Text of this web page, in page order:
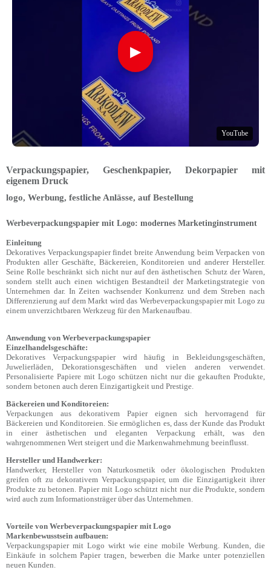
▶
YouTube
Verpackungspapier, Geschenkpapier, Dekorpapier mit
eigenem Druck
logo, Werbung, festliche Anlässe, auf Bestellung
Werbeverpackungspapier mit Logo: modernes Marketinginstrument
Einleitung
Dekoratives Verpackungspapier findet breite Anwendung beim Verpacken von
Produkten aller Geschäfte, Bäckereien, Konditoreien und anderer Hersteller.
Seine Rolle beschränkt sich nicht nur auf den ästhetischen Schutz der Waren,
sondern stellt auch einen wichtigen Bestandteil der Marketingstrategie von
Unternehmen dar. In Zeiten wachsender Konkurrenz und dem Streben nach
Differenzierung auf dem Markt wird das Werbeverpackungspapier mit Logo zu
einem unverzichtbaren Werkzeug für den Markenaufbau.
Anwendung von Werbeverpackungspapier
Einzelhandelsgeschäfte:
Dekoratives Verpackungspapier wird häufig in Bekleidungsgeschäften,
Juwelierläden, Dekorationsgeschäften und vielen anderen verwendet.
Personalisierte Papiere mit Logo schützen nicht nur die gekauften Produkte,
sondern betonen auch deren Einzigartigkeit und Prestige.
Bäckereien und Konditoreien:
Verpackungen aus dekorativem Papier eignen sich hervorragend für
Bäckereien und Konditoreien. Sie ermöglichen es, dass der Kunde das Produkt
in einer ästhetischen und eleganten Verpackung erhält, was den
wahrgenommenen Wert steigert und die Markenwahrnehmung beeinflusst.
Hersteller und Handwerker:
Handwerker, Hersteller von Naturkosmetik oder ökologischen Produkten
greifen oft zu dekorativem Verpackungspapier, um die Einzigartigkeit ihrer
Produkte zu betonen. Papier mit Logo schützt nicht nur die Produkte, sondern
wird auch zum Informationsträger über das Unternehmen.
Vorteile von Werbeverpackungspapier mit Logo
Markenbewusstsein aufbauen:
Verpackungspapier mit Logo wirkt wie eine mobile Werbung. Kunden, die
Einkäufe in solchem Papier tragen, bewerben die Marke unter potenziellen
neuen Kunden.